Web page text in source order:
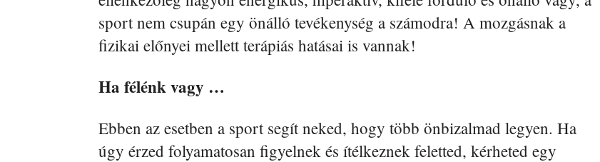
sport nem csupán egy önálló tevékenység a számodra! A mozgásnak a
fizikai előnyei mellett terápiás hatásai is vannak!
Ha félénk vagy …
Ebben az esetben a sport segít neked, hogy több önbizalmad legyen. Ha
úgy érzed folyamatosan figyelnek és ítélkeznek feletted, kérheted egy